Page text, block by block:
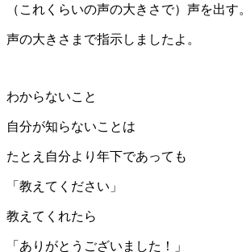
（これくらいの声の大きさで）声を出す。
声の大きさまで指示しましたよ。
わからないこと
自分が知らないことは
たとえ自分より年下であっても
「教えてください」
教えてくれたら
「ありがとうございました！」